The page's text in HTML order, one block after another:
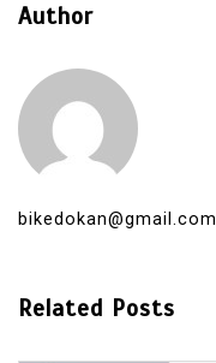
Author
bikedokan@gmail.com
Related Posts